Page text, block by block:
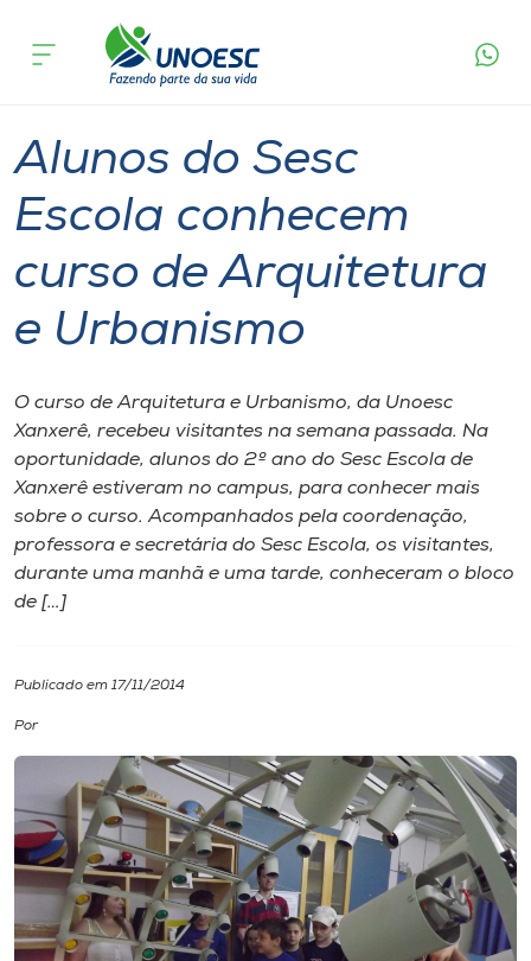
Cursos
Pesquisa
Atendimento ao Estudante
Portal de Ensino
A
Unoesc
Internacionalização
I.nova
Cultura
CPA
Biblioteca
Editora
acontece
Alunos do Sesc
Escola conhecem
curso de Arquitetura
e Urbanismo
O curso de Arquitetura e Urbanismo, da Unoesc
Xanxerê, recebeu visitantes na semana passada. Na
oportunidade, alunos do 2º ano do Sesc Escola de
Xanxerê estiveram no campus, para conhecer mais
sobre o curso. Acompanhados pela coordenação,
professora e secretária do Sesc Escola, os visitantes,
durante uma manhã e uma tarde, conheceram o bloco
de […]
Publicado em 17/11/2014
Por